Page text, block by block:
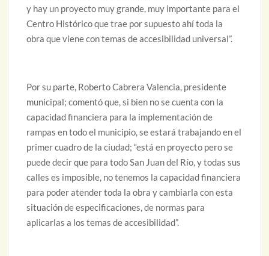
y hay un proyecto muy grande, muy importante para el
Centro Histórico que trae por supuesto ahí toda la
obra que viene con temas de accesibilidad universal”.
Por su parte, Roberto Cabrera Valencia, presidente
municipal; comentó que, si bien no se cuenta con la
capacidad financiera para la implementación de
rampas en todo el municipio, se estará trabajando en el
primer cuadro de la ciudad; “está en proyecto pero se
puede decir que para todo San Juan del Río, y todas sus
calles es imposible, no tenemos la capacidad financiera
para poder atender toda la obra y cambiarla con esta
situación de especificaciones, de normas para
aplicarlas a los temas de accesibilidad”.